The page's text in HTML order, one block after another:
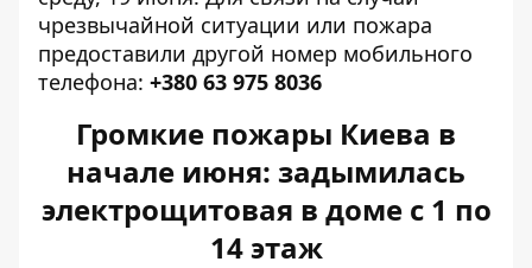
чрезвычайной ситуации или пожара
предоставили другой номер мобильного
телефона: +380 63 975 8036
Громкие пожары Киева в
начале июня: задымилась
электрощитовая в доме с 1 по
14 этаж